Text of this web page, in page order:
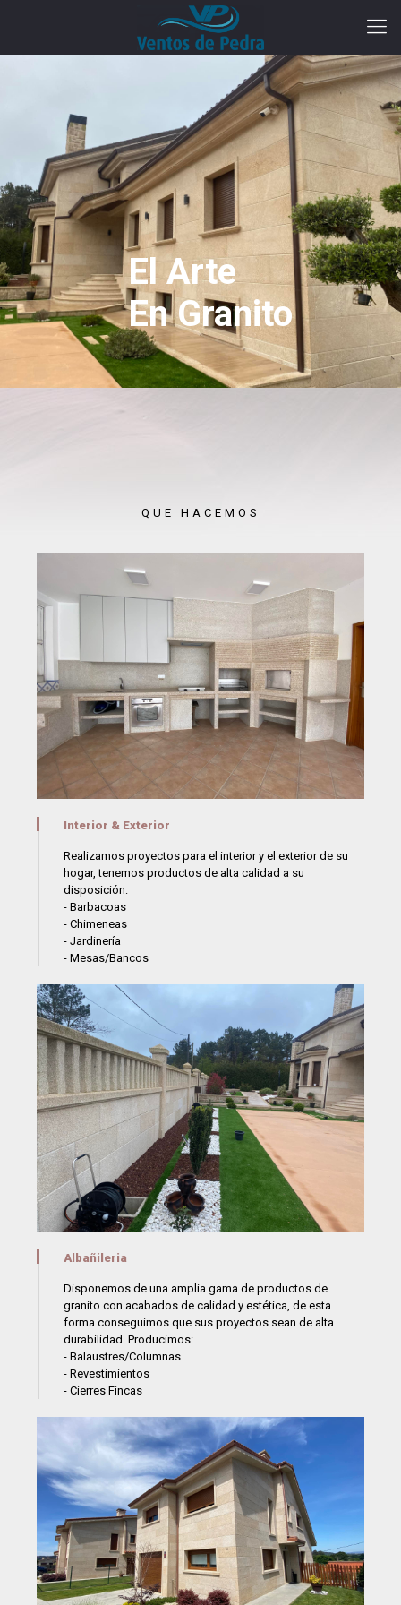
El Arte
En Granito
QUE HACEMOS
Interior & Exterior
Realizamos proyectos para el interior y el exterior de su
hogar, tenemos productos de alta calidad a su
disposición:
- Barbacoas
- Chimeneas
- Jardinería
- Mesas/Bancos
Albañileria
Disponemos de una amplia gama de productos de
granito con acabados de calidad y estética, de esta
forma conseguimos que sus proyectos sean de alta
durabilidad. Producimos:
- Balaustres/Columnas
- Revestimientos
- Cierres Fincas